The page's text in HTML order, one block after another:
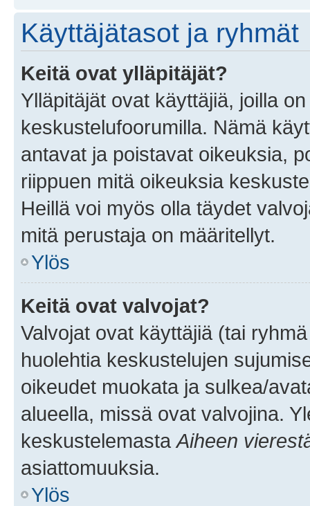
Käyttäjätasot ja ryhmät
Keitä ovat ylläpitäjät?
Ylläpitäjät ovat käyttäjiä, joilla
keskustelufoorumilla. Nämä
antavat ja poistavat oikeuksia,
riippuen mitä oikeuksia
Heillä voi myös olla täydet
mitä perustaja on määritellyt.
Ylös
Keitä ovat valvojat?
Valvojat ovat käyttäjiä (tai
huolehtia keskustelujen
oikeudet muokata ja sulkea/
alueella, missä ovat valvojina.
keskustelemastaAiheen
asiattomuuksia.
Ylös